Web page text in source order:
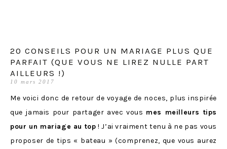
20 CONSEILS POUR UN MARIAGE PLUS QUE
PARFAIT (QUE VOUS NE LIREZ NULLE PART
AILLEURS !)
10 mars 2017
Me voici donc de retour de voyage de noces, plus inspirée
que jamais pour partager avec vous mes meilleurs tips
pour un mariage au top ! J’ai vraiment tenu à ne pas vous
proposer de tips « bateau » (comprenez, que vous aurez